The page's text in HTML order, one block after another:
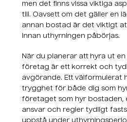
men det finns vissa viktiga
till. Oavsett om det gäller en
annan bostad är det viktigt
innan uthyrningen påbörjas.
När du planerar att hyra ut en
företag är ett korrekt och
avgörande. Ett välformulerat
trygghet för både dig som
företaget som hyr bostaden,
ansvar och regler tydligt